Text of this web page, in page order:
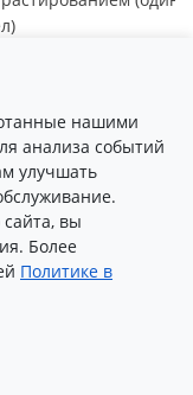
органов
клетки в двух
нашими
анализа событий
улучшать
вы
Более
Политике в